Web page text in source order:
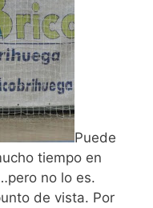
Puede
tiempo en
no lo es.
de vista. Por